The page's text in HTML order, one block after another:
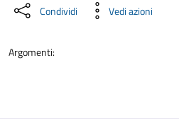
Condividi Vedi azioni
Argomenti: